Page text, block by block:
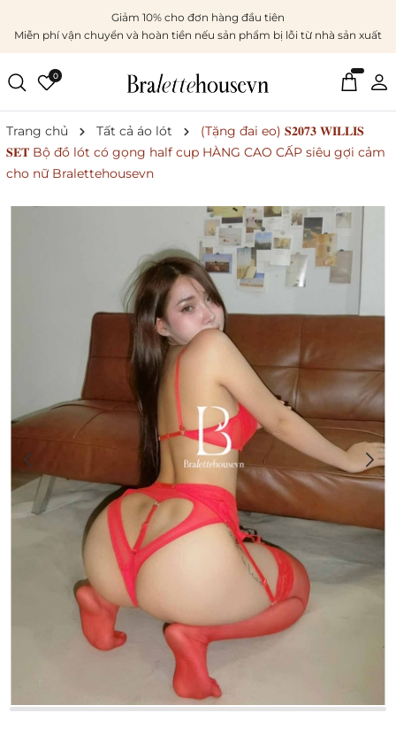
Giảm 10% cho đơn hàng đầu tiên
Miễn phí vận chuyển và hoàn tiền nếu sản phẩm bị lỗi từ nhà sản xuất
0
Trang chủ Tất cả áo lót
(Tặng đai eo) 𝐒𝟐𝟎𝟕𝟑 𝐖𝐈𝐋𝐋𝐈𝐒
𝐒𝐄𝐓 Bộ đồ lót có gọng half cup HÀNG CAO CẤP siêu gợi cảm
cho nữ Bralettehousevn